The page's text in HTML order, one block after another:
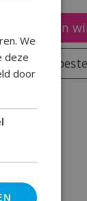
aan
Plaats
We
deze
door